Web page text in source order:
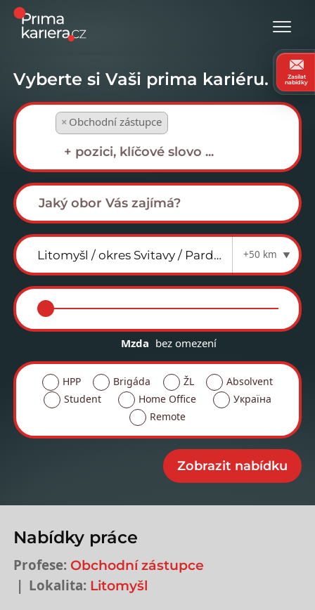
Vyberte si Vaši prima kariéru.
× Obchodní zástupce
+50 km
Mzda bez omezení
HPP Brigáda ŽL
Absolvent
Student
Home Office
Україна
Remote
Nabídky práce
Profese: Obchodní zástupce
Lokalita: Litomyšl
Zasílat
nabídky